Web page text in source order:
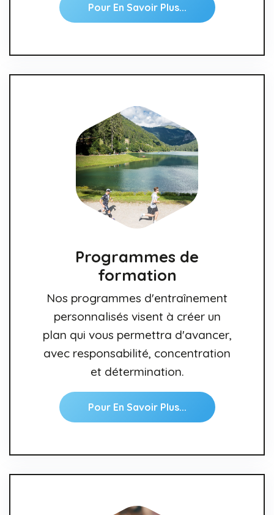
Pour En Savoir Plus...
Programmes de
formation
Nos programmes d'entraînement
personnalisés visent à créer un
plan qui vous permettra d'avancer,
avec responsabilité, concentration
et détermination.
Pour En Savoir Plus...